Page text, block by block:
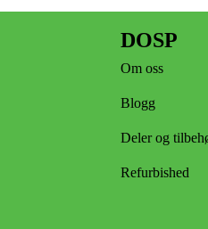
DOSP
Om oss
Blogg
Deler og
Refurbished